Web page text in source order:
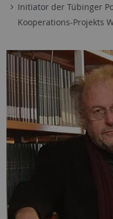
Initiator der Tübinger
Kooperations-Projekts